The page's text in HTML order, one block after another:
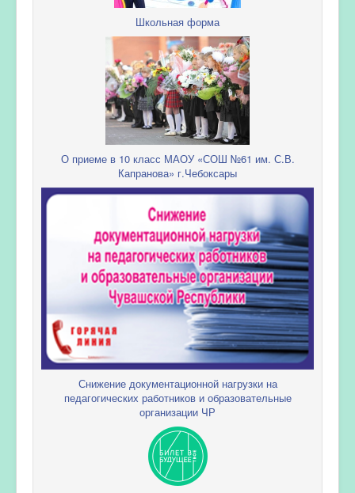
Школьная форма
О приеме в 10 класс МАОУ «СОШ №61 им. С.В.
Капранова» г.Чебоксары
Снижение документационной нагрузки на
педагогических работников и образовательные
организации ЧР